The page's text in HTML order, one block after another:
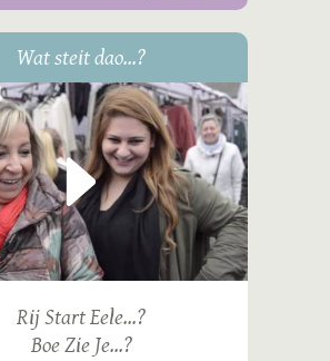
Wat steit dao...?
Rij Start Eele...?
Boe Zie Je...?